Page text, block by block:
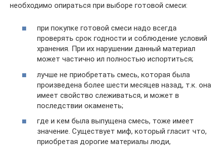
необходимо опираться при выборе готовой смеси:
при покупке готовой смеси надо всегда
проверять срок годности и соблюдение условий
хранения. При их нарушении данный материал
может частично ил полностью испортиться;
лучше не приобретать смесь, которая была
произведена более шести месяцев назад, т.к. она
имеет свойство слеживаться, и может в
последствии окаменеть;
где и кем была выпущена смесь, тоже имеет
значение. Существует миф, который гласит что,
приобретая дорогие материалы люди,